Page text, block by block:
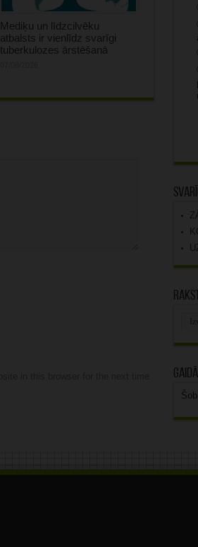
Mediķu un līdzcilvēku
atbalsts ir vienlīdz svarīgi
tuberkulozes ārstēšanā